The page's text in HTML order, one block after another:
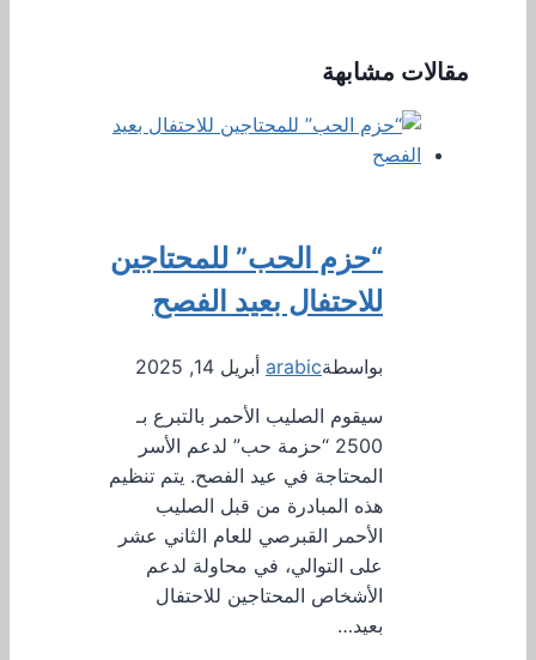
مقالات مشابهة
“حزم الحب” للمحتاجين
للاحتفال بعيد الفصح
بواسطةarabic أبريل 14, 2025
سيقوم الصليب الأحمر بالتبرع بـ
2500 “حزمة حب” لدعم الأسر
المحتاجة في عيد الفصح. يتم تنظيم
هذه المبادرة من قبل الصليب
الأحمر القبرصي للعام الثاني عشر
على التوالي، في محاولة لدعم
الأشخاص المحتاجين للاحتفال
بعيد…